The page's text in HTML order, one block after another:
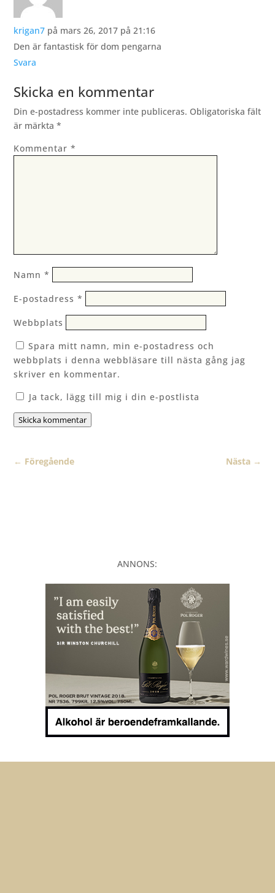
krigan7 på mars 26, 2017 på 21:16
Den är fantastisk för dom pengarna
Svara
Skicka en kommentar
Din e-postadress kommer inte publiceras. Obligatoriska fält
är märkta*
Kommentar*
Namn*
E-postadress*
Webbplats
Spara mitt namn, min e-postadress och
webbplats i denna webbläsare till nästa gång jag
skriver en kommentar.
Ja tack, lägg till mig i din e-postlista
Skicka kommentar
← Föregående Nästa→
ANNONS: